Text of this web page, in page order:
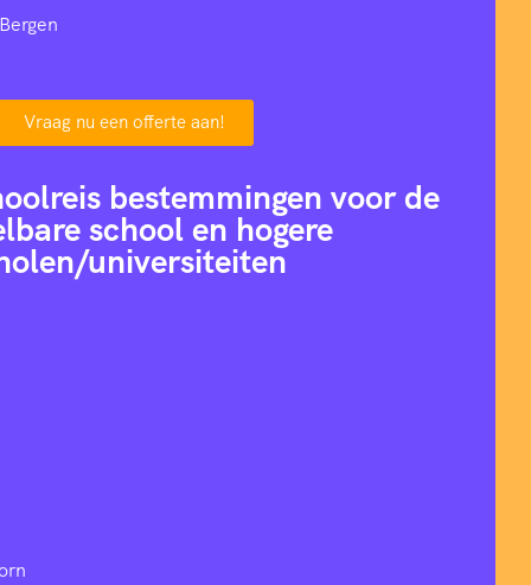
Vraag nu een offerte aan!
bestemmingen voor de
school en hogere
universiteiten